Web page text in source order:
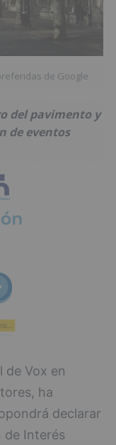
de Google
del pavimento y
de eventos
de Vox en
ha
declarar
de Interés